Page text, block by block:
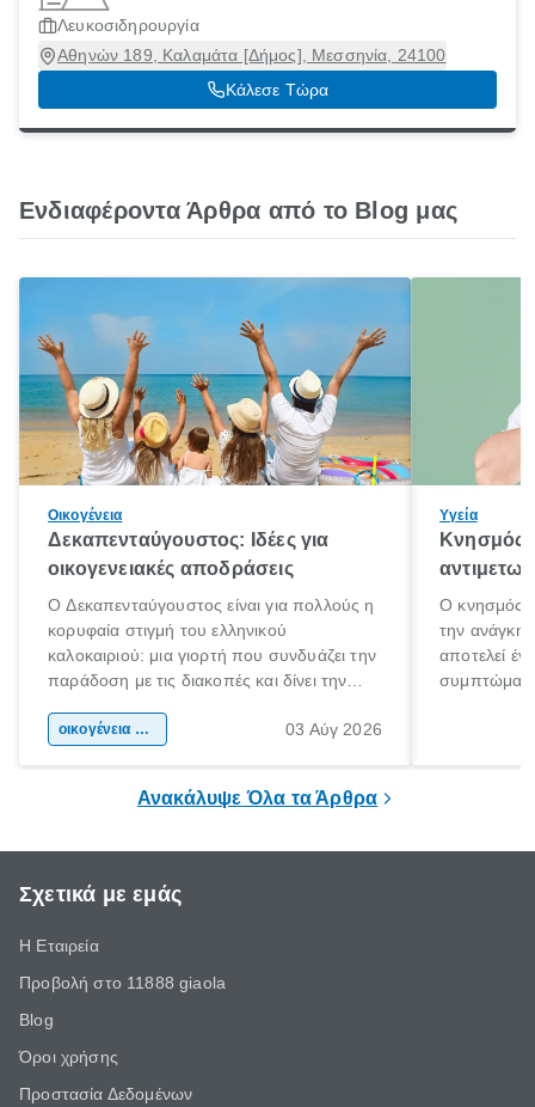
Λευκοσιδηρουργία
Αθηνών 189, Καλαμάτα [Δήμος], Μεσσηνία, 24100
Κάλεσε Τώρα
Ενδιαφέροντα Άρθρα από το Blog μας
Οικογένεια
Δεκαπενταύγουστος: Ιδέες για
οικογενειακές αποδράσεις
Ο Δεκαπενταύγουστος είναι για πολλούς η
κορυφαία στιγμή του ελληνικού
καλοκαιριού: μια γιορτή που συνδυάζει την
παράδοση με τις διακοπές και δίνει την
χώρας. Είτε πρόκειται για λίγες μέρες
οικογένεια & παιδί 03 Αύγ 2026
Υγεία
Κνησμός:
Ο κνησμός
την ανάγκη
αποτελεί
Ανακάλυψε Όλα τα Άρθρα
Σχετικά με εμάς
Η Εταιρεία
Προβολή στο 11888 giaola
Blog
Όροι χρήσης
Προστασία Δεδομένων